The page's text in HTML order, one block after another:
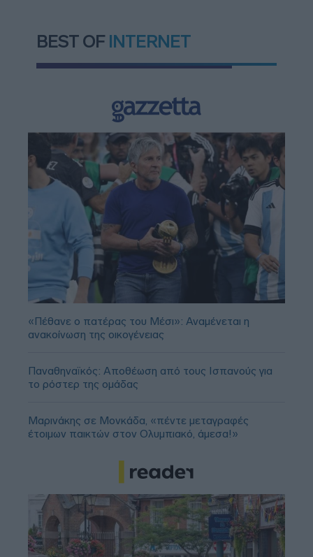
BEST OF INTERNET
«Πέθανε ο πατέρας του Μέσι»: Αναμένεται η
ανακοίνωση της οικογένειας
Παναθηναϊκός: Αποθέωση από τους Ισπανούς για
το ρόστερ της ομάδας
Μαρινάκης σε Μονκάδα, «πέντε μεταγραφές
έτοιμων παικτών στον Ολυμπιακό, άμεσα!»